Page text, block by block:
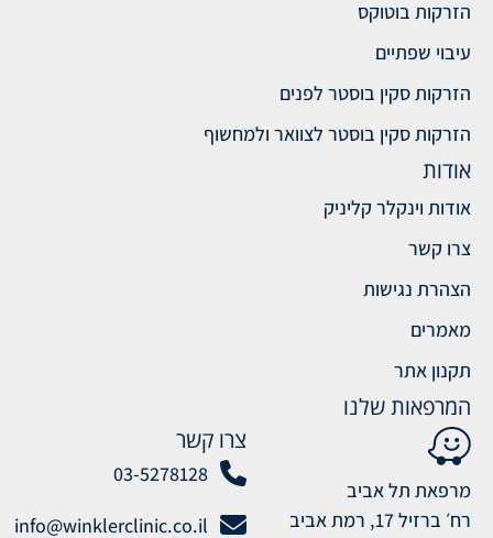
הזרקות בוטוקס
עיבוי שפתיים
הזרקות סקין בוסטר לפנים
הזרקות סקין בוסטר לצוואר ולמחשוף
אודות
אודות וינקלר קליניק
צרו קשר
הצהרת נגישות
מאמרים
תקנון אתר
המרפאות שלנו
מרפאת תל אביב
רח׳ ברזיל 17, רמת אביב
צרו קשר
03-5278128
info@winklerclinic.co.il